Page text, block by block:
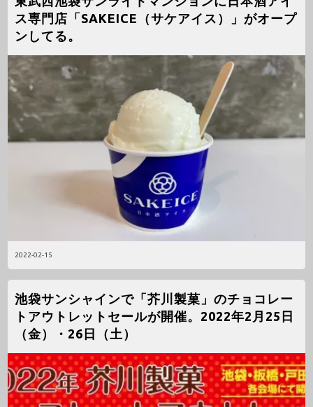
2022-02-15
ス専門店「SAKEICE（サケアイス）」がオープ
ンしてる。
池袋サンシャインで「芥川製菓」のチョコレー
トアウトレットセールが開催。2022年2月25日
（金）・26日（土）